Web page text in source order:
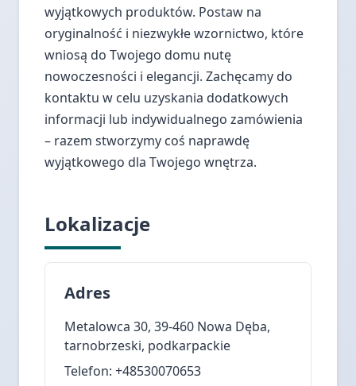
wyjątkowych produktów. Postaw na
oryginalność i niezwykłe wzornictwo, które
wniosą do Twojego domu nutę
nowoczesności i elegancji. Zachęcamy do
kontaktu w celu uzyskania dodatkowych
informacji lub indywidualnego zamówienia
– razem stworzymy coś naprawdę
wyjątkowego dla Twojego wnętrza.
Lokalizacje
Adres
Metalowca 30, 39-460 Nowa Dęba,
tarnobrzeski, podkarpackie
Telefon: +48530070653